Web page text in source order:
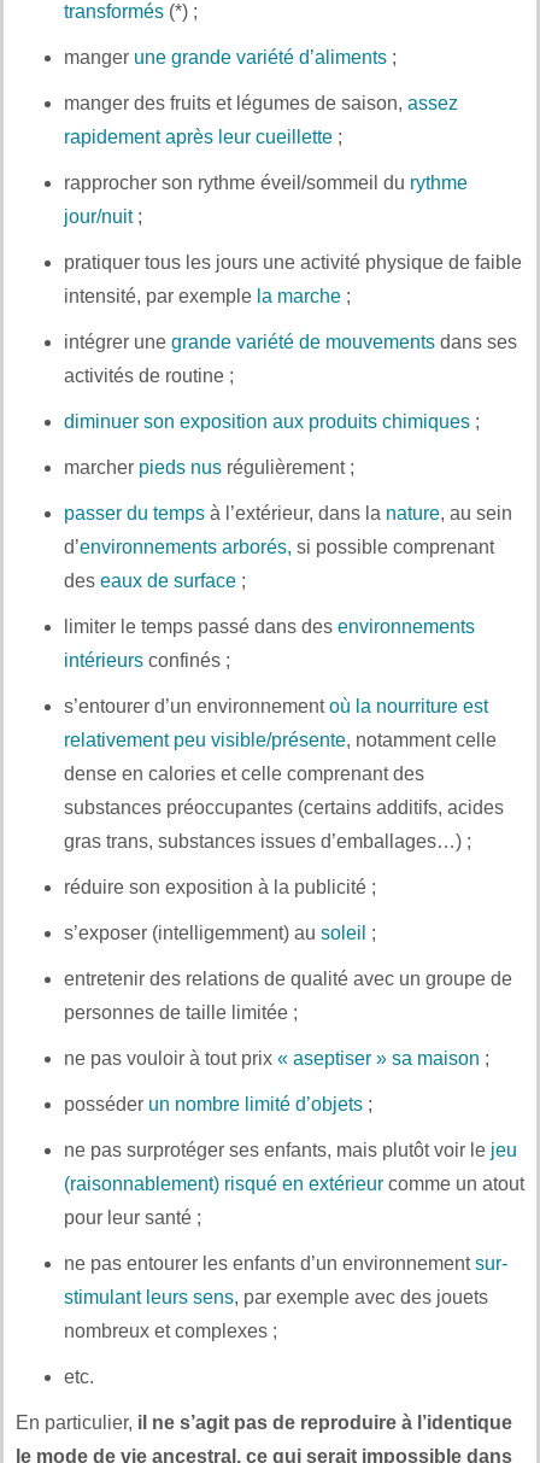
transformés (*) ;
manger une grande variété d’aliments ;
manger des fruits et légumes de saison, assez
rapidement après leur cueillette ;
rapprocher son rythme éveil/sommeil du rythme
jour/nuit;
pratiquer tous les jours une activité physique de faible
intensité, par exemple la marche ;
intégrer une grande variété de mouvements dans ses
activités de routine ;
diminuer son exposition aux produits chimiques ;
marcher pieds nus régulièrement ;
passer du temps à l’extérieur, dans la nature, au sein
d’environnements arborés, si possible comprenant
des eaux de surface ;
limiter le temps passé dans des environnements
intérieurs confinés ;
s’entourer d’un environnementoù la nourriture est
relativement peu visible/présente, notamment celle
dense en calories et celle comprenant des
substances préoccupantes (certains additifs, acides
gras trans, substances issues d’emballages…) ;
réduire son exposition à la publicité ;
s’exposer (intelligemment) au soleil ;
entretenir des relations de qualité avec un groupe de
personnes de taille limitée ;
ne pas vouloir à tout prix « aseptiser » sa maison ;
posséder un nombre limité d’objets ;
ne pas surprotéger ses enfants, mais plutôt voir le jeu
(raisonnablement) risqué en extérieur comme un atout
pour leur santé ;
ne pas entourer les enfants d’un environnementsur-
stimulant leurs sens, par exemple avec des jouets
nombreux et complexes ;
etc.
En particulier, il ne s’agit pas de reproduire à l’identique
le mode de vie ancestral, ce qui serait impossible dans